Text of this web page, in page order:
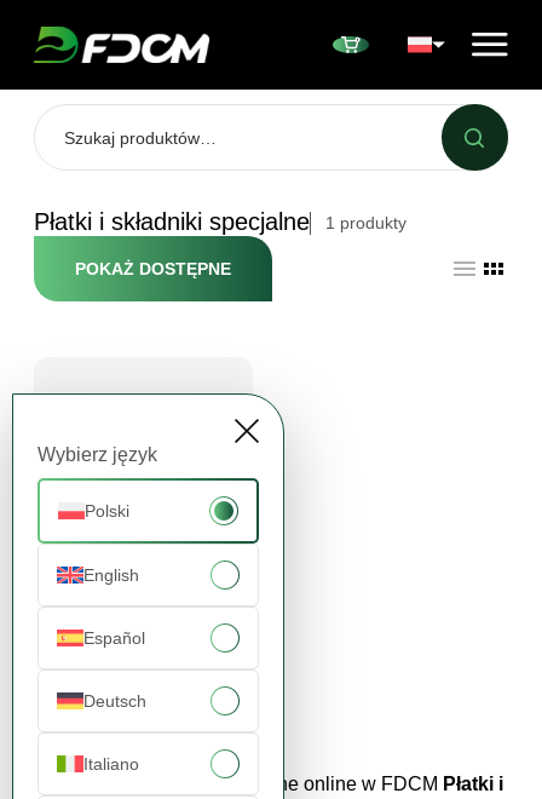
Wybierz język
Polski
English
Español
Deutsch
Italiano
Płatki i składniki specjalne 1 produkty
POKAŻ DOSTĘPNE
11,15 zł
Kup płatki i składniki specjalne online w FDCM Płatki i